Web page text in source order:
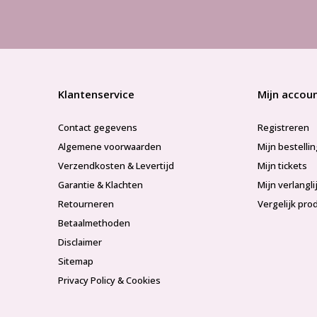
Klantenservice
Contact gegevens
Algemene voorwaarden
Verzendkosten & Levertijd
Garantie & Klachten
Retourneren
Betaalmethoden
Disclaimer
Sitemap
Privacy Policy & Cookies
Mijn
Registreren
Mijn
Mijn tickets
Mijn
Vergelijk